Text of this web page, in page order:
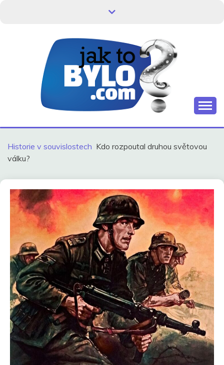
HISTORIE V
SOUVISLOSTECH
Historie v souvislostech Kdo rozpoutal druhou světovou
válku?